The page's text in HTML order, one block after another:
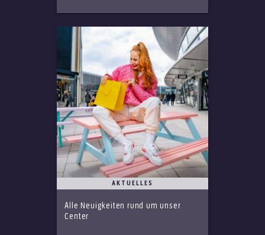
AKTUELLES
Alle Neuigkeiten rund um unser
Center